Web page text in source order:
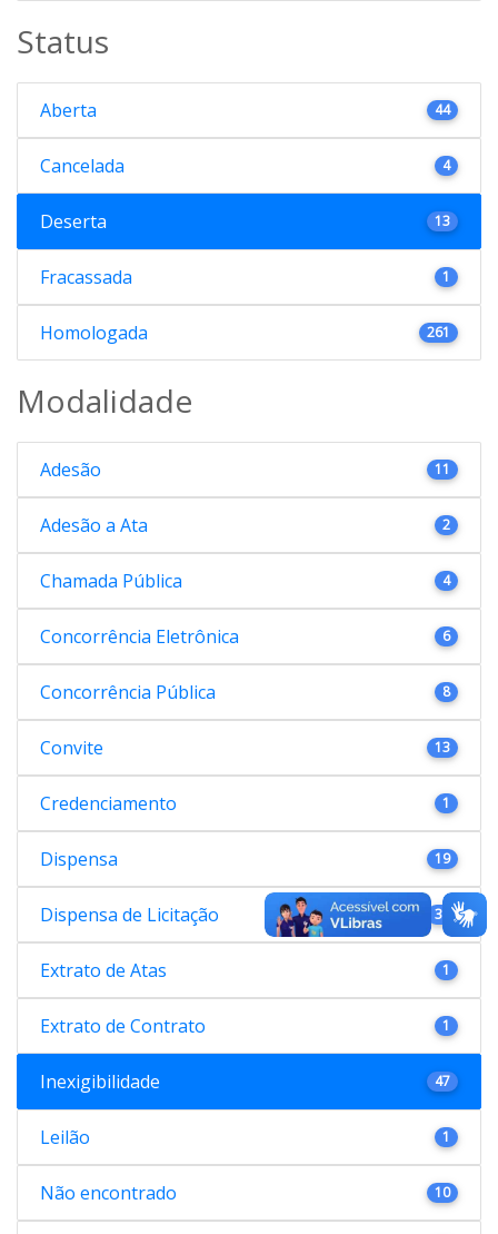
Status
Aberta 44
Cancelada 4
Deserta 13
Fracassada 1
Homologada 261
Modalidade
Adesão 11
Adesão a Ata 2
Chamada Pública 4
Concorrência Eletrônica 6
Concorrência Pública 8
Convite 13
Credenciamento 1
Dispensa 19
Dispensa de Licitação 38
Extrato de Atas 1
Extrato de Contrato 1
Inexigibilidade 47
Leilão 1
Não encontrado 10